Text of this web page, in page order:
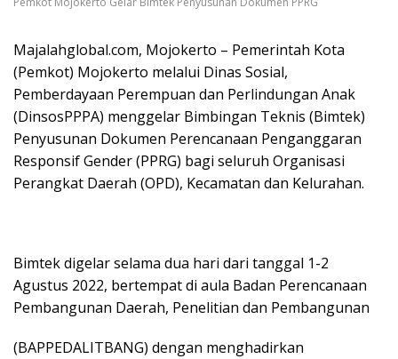
Majalahglobal.com, Mojokerto – Pemerintah Kota
(Pemkot) Mojokerto melalui Dinas Sosial,
Pemberdayaan Perempuan dan Perlindungan Anak
(DinsosPPPA) menggelar Bimbingan Teknis (Bimtek)
Penyusunan Dokumen Perencanaan Penganggaran
Responsif Gender (PPRG) bagi seluruh Organisasi
Perangkat Daerah (OPD), Kecamatan dan Kelurahan.
Bimtek digelar selama dua hari dari tanggal 1-2
Agustus 2022, bertempat di aula Badan Perencanaan
Pembangunan Daerah, Penelitian dan Pembangunan
(BAPPEDALITBANG) dengan menghadirkan